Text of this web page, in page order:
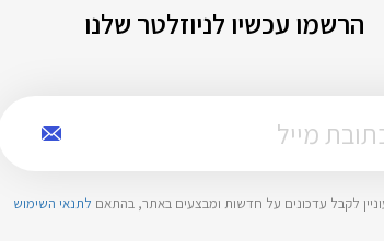
הרשמו עכשיו לניוזלטר שלנו
לקבל עדכונים על חדשות ומבצעים באתר, בהתאם לתנאי השימוש